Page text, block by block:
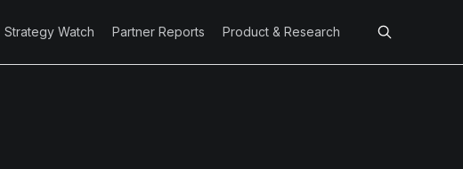
Strategy Watch Partner Reports Product & Research